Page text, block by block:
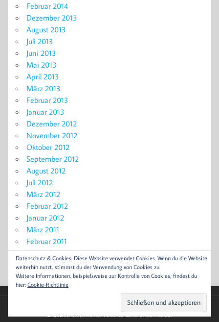
Februar 2014
Dezember 2013
August 2013
Juli 2013
Juni 2013
Mai 2013
April 2013
März 2013
Februar 2013
Januar 2013
Dezember 2012
November 2012
Oktober 2012
September 2012
August 2012
Juli 2012
März 2012
Februar 2012
Januar 2012
März 2011
Februar 2011
November 2010
September 2010
Erstellt mitWordPressundMomentous.
Datenschutz & Cookies: Diese Website verwendet Cookies. Wenn du die Website
weiterhin nutzt, stimmst du der Verwendung von Cookies zu.
Weitere Informationen, beispielsweise zur Kontrolle von Cookies, findest du
hier: Cookie-Richtlinie